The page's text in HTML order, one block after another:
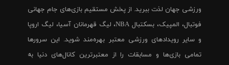
ورزشی جهان لذت ببرید. از پخش مستقیم بازی‌های جام جهانی
فوتبال، المپیک، بسکتبال NBA، لیگ قهرمانان آسیا، لیگ اروپا
و سایر رویدادهای ورزشی معتبر بهره‌مند شوید. این سرورها
تمامی بازی‌ها و مسابقات را از معتبرترین کانال‌های دنیا به